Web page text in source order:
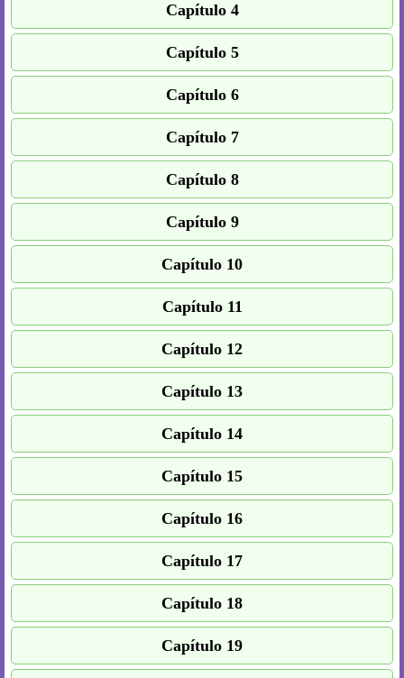
Capítulo 4
Capítulo 5
Capítulo 6
Capítulo 7
Capítulo 8
Capítulo 9
Capítulo 10
Capítulo 11
Capítulo 12
Capítulo 13
Capítulo 14
Capítulo 15
Capítulo 16
Capítulo 17
Capítulo 18
Capítulo 19